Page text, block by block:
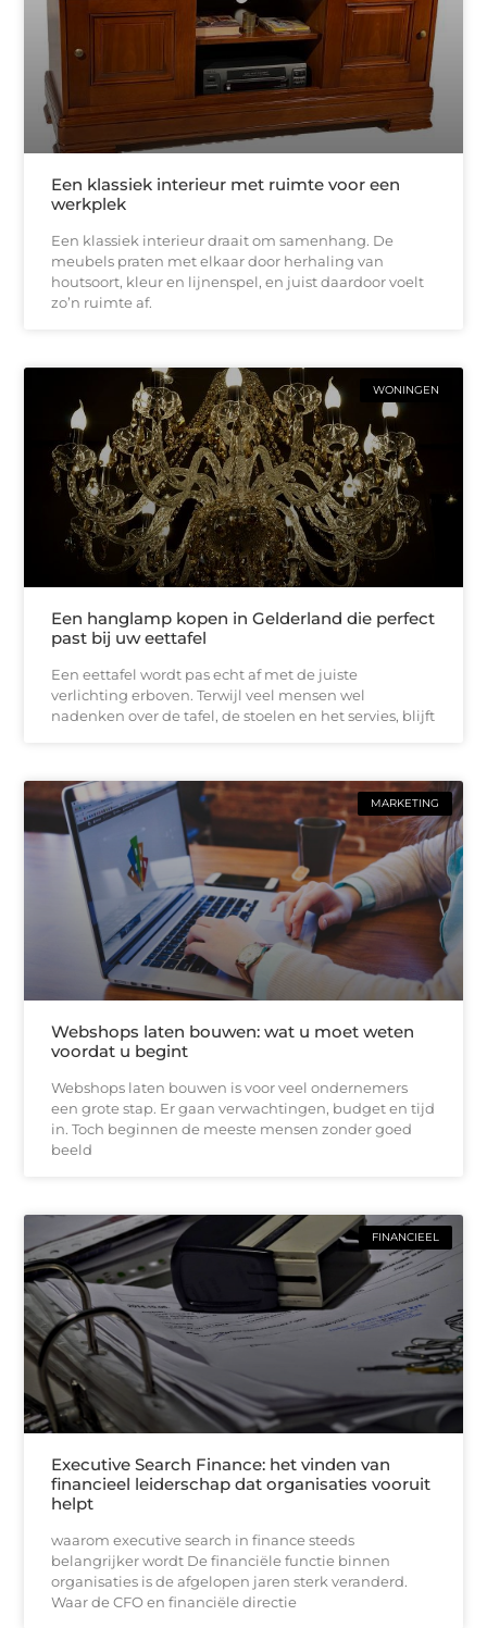
Een klassiek interieur met ruimte voor een
werkplek
Een klassiek interieur draait om samenhang. De
meubels praten met elkaar door herhaling van
houtsoort, kleur en lijnenspel, en juist daardoor voelt
zo’n ruimte af.
WONINGEN
Een hanglamp kopen in Gelderland die perfect
past bij uw eettafel
Een eettafel wordt pas echt af met de juiste
verlichting erboven. Terwijl veel mensen wel
nadenken over de tafel, de stoelen en het servies, blijft
MARKETING
Webshops laten bouwen: wat u moet weten
voordat u begint
Webshops laten bouwen is voor veel ondernemers
een grote stap. Er gaan verwachtingen, budget en tijd
in. Toch beginnen de meeste mensen zonder goed
beeld
FINANCIEEL
Executive Search Finance: het vinden van
financieel leiderschap dat organisaties vooruit
helpt
waarom executive search in finance steeds
belangrijker wordt De financiële functie binnen
organisaties is de afgelopen jaren sterk veranderd.
Waar de CFO en financiële directie